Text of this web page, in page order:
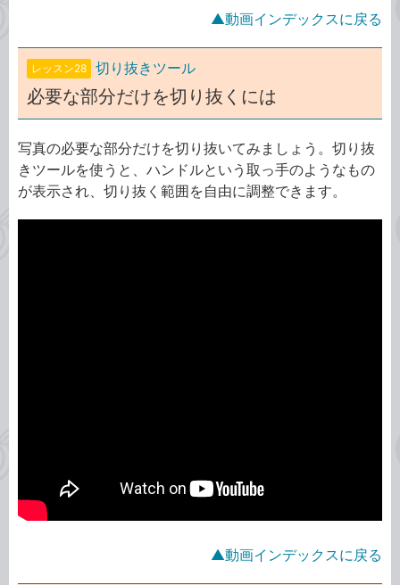
▲動画インデックスに戻る
レッスン28 切り抜きツール
必要な部分だけを切り抜くには
写真の必要な部分だけを切り抜いてみましょう。切り抜
きツールを使うと、ハンドルという取っ手のようなもの
が表示され、切り抜く範囲を自由に調整できます。
▲動画インデックスに戻る